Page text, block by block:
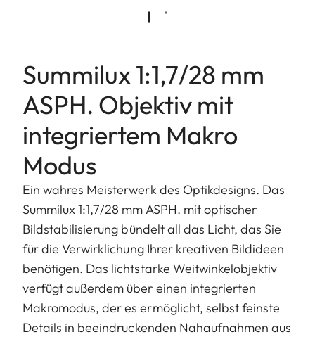
Summilux 1:1,7/28 mm
ASPH. Objektiv mit
integriertem Makro
Modus
Ein wahres Meisterwerk des Optikdesigns. Das
Summilux 1:1,7/28 mm ASPH. mit optischer
Bildstabilisierung bündelt all das Licht, das Sie
für die Verwirklichung Ihrer kreativen Bildideen
benötigen. Das lichtstarke Weitwinkelobjektiv
verfügt außerdem über einen integrierten
Makromodus, der es ermöglicht, selbst feinste
Details in beeindruckenden Nahaufnahmen aus